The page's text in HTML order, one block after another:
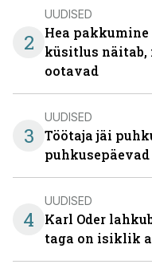
2
UUDISED
Hea
küsitlus
ootavad
3
UUDISED
Töötaja jäi
4
UUDISED
Karl Oder
taga on isiklik